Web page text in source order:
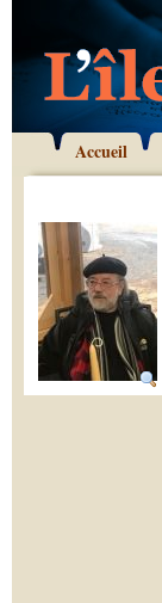
Accueil